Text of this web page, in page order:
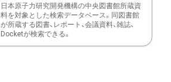
日本原子力研究開発機構の中央図書館所蔵資
料を対象とした検索データベース。同図書館
が所蔵する図書、レポート、会議資料、雑誌、
Docketが検索できる。